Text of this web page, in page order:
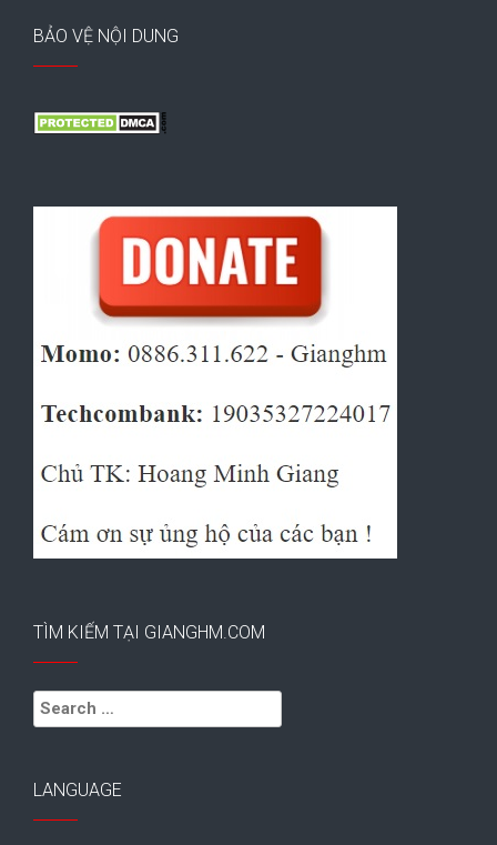
BẢO VỆ NỘI DUNG
TÌM KIẾM TẠI GIANGHM.COM
Search
for:
LANGUAGE